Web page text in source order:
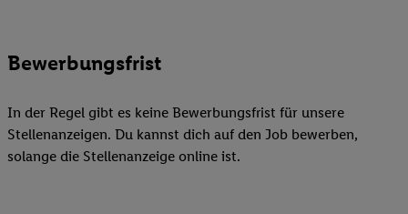
Bewerbungsfrist
In der Regel gibt es keine Bewerbungsfrist für unsere
Stellenanzeigen. Du kannst dich auf den Job bewerben,
solange die Stellenanzeige online ist.